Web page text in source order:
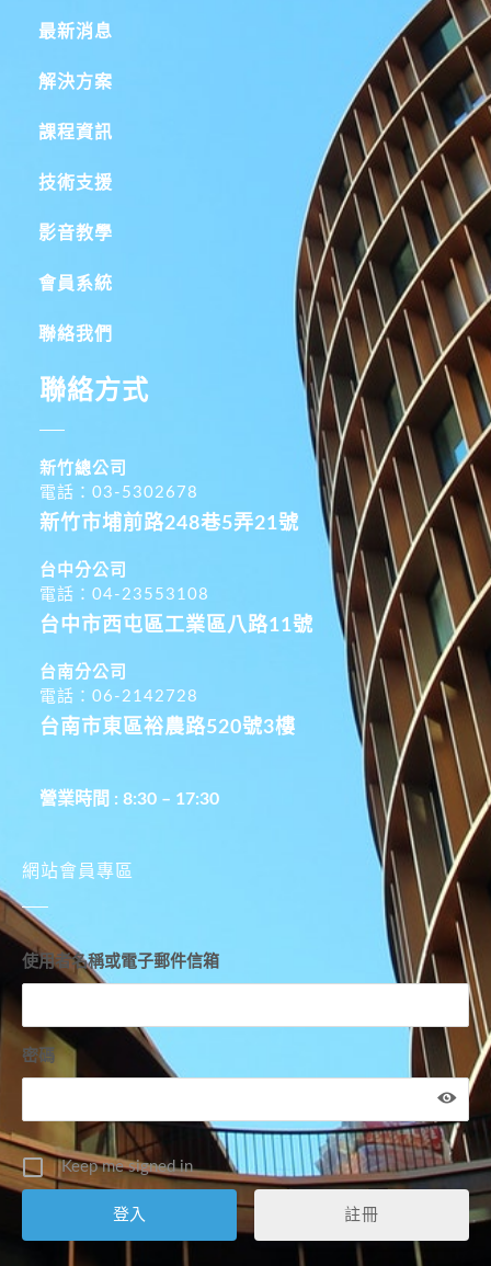
最新消息
解決方案
課程資訊
技術支援
影音教學
會員系統
聯絡我們
聯絡方式
新竹總公司
電話：03-5302678
新竹市埔前路248巷5弄21號
台中分公司
電話：04-23553108
台中市西屯區工業區八路11號
台南分公司
電話：06-2142728
台南市東區裕農路520號3樓
營業時間 : 8:30 – 17:30
網站會員專區
使用者名稱或電子郵件信箱
密碼
Keep me signed in
註冊